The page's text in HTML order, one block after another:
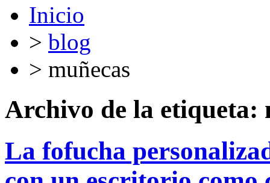
Inicio
> blog
> muñecas
Archivo de la etiqueta:
La fofucha